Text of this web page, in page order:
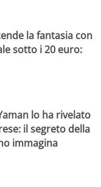
la fantasia con
sotto i 20 euro:
lo ha rivelato
il segreto della
immagina